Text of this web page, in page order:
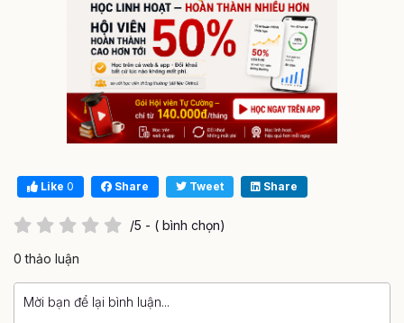
Like 0 Share Tweet Share
/5 - ( bình chọn)
0 thảo luận